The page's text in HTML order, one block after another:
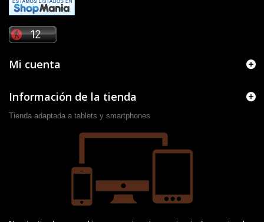
Mi cuenta
Información de la tienda
Tienda adaptada a tablets y smartphones